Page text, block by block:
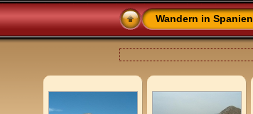
Wandern in Spanien